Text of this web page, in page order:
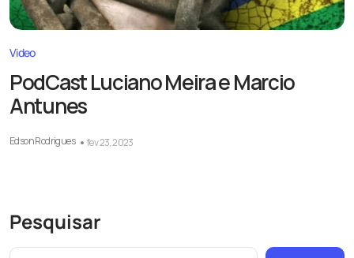
Video
PodCast Luciano Meira e Marcio
Antunes
Edson Rodrigues fev 23, 2023
Pesquisar